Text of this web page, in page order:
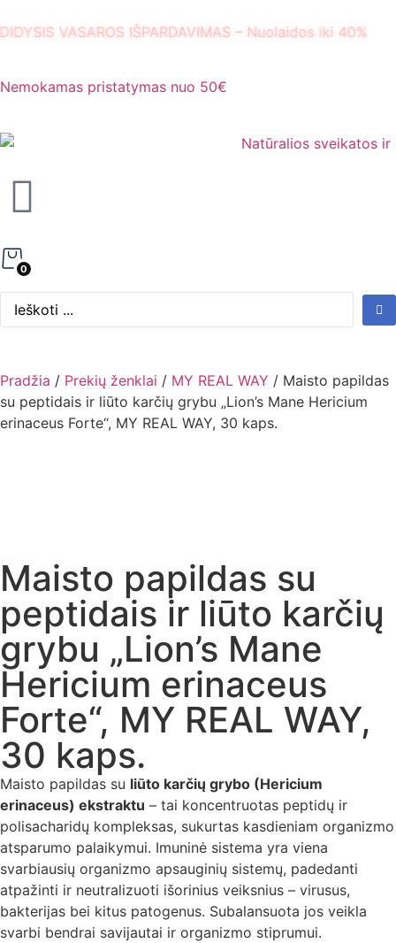
VASAROS IŠPARDAVIMAS – Nuolaidos iki 40%
Nemokamas pristatymas nuo 50€
0
Pradžia / Prekių ženklai / MY REAL WAY / Maisto papildas
su peptidais ir liūto karčių grybu „Lion’s Mane Hericium
erinaceus Forte“, MY REAL WAY, 30 kaps.
Maisto papildas su
peptidais ir liūto karčių
grybu „Lion’s Mane
Hericium erinaceus
Forte“, MY REAL WAY,
30 kaps.
Maisto papildas su liūto karčių grybo (Hericium
erinaceus) ekstraktu – tai koncentruotas peptidų ir
polisacharidų kompleksas, sukurtas kasdieniam organizmo
atsparumo palaikymui. Imuninė sistema yra viena
svarbiausių organizmo apsauginių sistemų, padedanti
atpažinti ir neutralizuoti išorinius veiksnius – virusus,
bakterijas bei kitus patogenus. Subalansuota jos veikla
svarbi bendrai savijautai ir organizmo stiprumui.